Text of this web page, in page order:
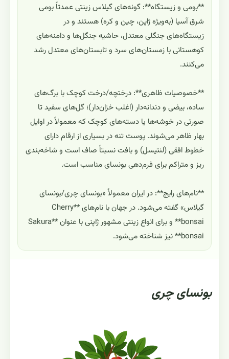
**بومی و زیستگاه**: گونه‌های گیلاس زینتی عمدتاً بومی
شرق آسیا (به‌ویژه ژاپن، چین و کره) هستند و در
زیستگاه‌های جنگلی معتدل، حاشیه جنگل‌ها و دامنه‌های
کوهستانی با زمستان‌های سرد و تابستان‌های معتدل رشد
می‌کنند.
**خصوصیات ظاهری**: درختچه/درخت کوچک با برگ‌های
ساده، بیضی و دندانه‌دار (اغلب خزان‌دار)؛ گل‌های سفید تا
صورتی در خوشه‌ها یا دسته‌های کوچک که معمولاً در اوایل
بهار ظاهر می‌شوند. پوست تنه در بسیاری از ارقام دارای
خطوط افقی (لنتیسل) و بافت نسبتاً صاف است و شاخه‌بندی
ریز و متراکم برای فرم‌دهی بونسای مناسب است.
**نام‌های رایج**: در ایران معمولاً «بونسای چری/بونسای
گیلاس» گفته می‌شود. در جهان با نام‌های **Cherry
bonsai** و برای انواع زینتی مشهور ژاپنی با عنوان **Sakura
bonsai** نیز شناخته می‌شود.
بونسای چری